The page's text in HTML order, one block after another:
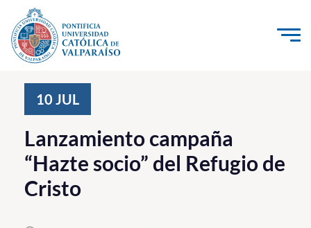
Click acá para ir directamente al contenido
Investigación, Creación e Innovación
PUCV Internacional
Vinculación con el Medio
10 JUL
Lanzamiento campaña
“Hazte socio” del Refugio de
Cristo